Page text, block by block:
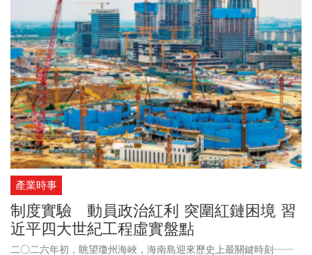
產業時事
制度實驗 動員政治紅利 突圍紅鏈困境 習
近平四大世紀工程虛實盤點
二○二六年初，眺望瓊州海峽，海南島迎來歷史上最關鍵時刻──